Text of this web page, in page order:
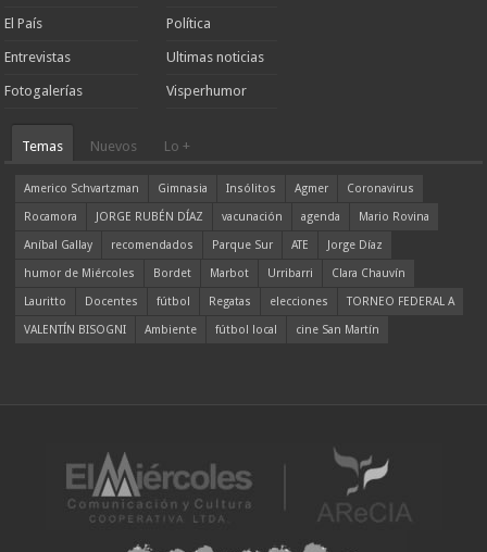
El País
Entrevistas
Fotogalerías
Política
Ultimas noticias
Visperhumor
Temas Nuevos Lo +
Americo Schvartzman Gimnasia Insólitos Agmer
Coronavirus
Rocamora
JORGE RUBÉN DÍAZ vacunación agenda
Mario Rovina
Aníbal Gallay
recomendados Parque Sur ATE
Jorge Díaz
humor de Miércoles
Bordet Marbot Urribarri
Clara Chauvín
Lauritto
Docentes fútbol Regatas elecciones
TORNEO FEDERAL A
VALENTÍN BISOGNI
Ambiente fútbol local cine San Martín